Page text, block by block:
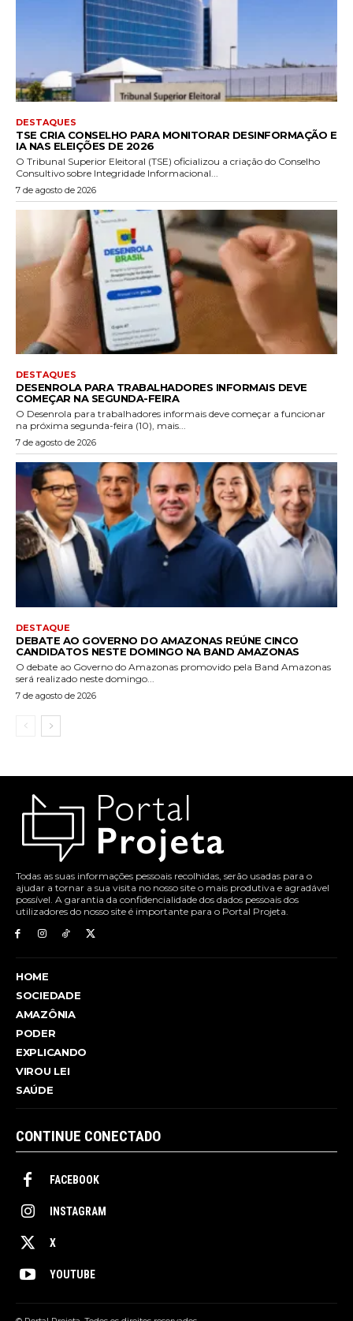
DESTAQUES
TSE CRIA CONSELHO PARA MONITORAR DESINFORMAÇÃO E
IA NAS ELEIÇÕES DE 2026
O Tribunal Superior Eleitoral (TSE) oficializou a criação do Conselho
Consultivo sobre Integridade Informacional...
7 de agosto de 2026
DESTAQUES
DESENROLA PARA TRABALHADORES INFORMAIS DEVE
COMEÇAR NA SEGUNDA-FEIRA
O Desenrola para trabalhadores informais deve começar a funcionar
na próxima segunda-feira (10), mais...
7 de agosto de 2026
DESTAQUE
DEBATE AO GOVERNO DO AMAZONAS REÚNE CINCO
CANDIDATOS NESTE DOMINGO NA BAND AMAZONAS
O debate ao Governo do Amazonas promovido pela Band Amazonas
será realizado neste domingo...
7 de agosto de 2026
Todas as suas informações pessoais recolhidas, serão usadas para o
ajudar a tornar a sua visita no nosso site o mais produtiva e agradável
possível. A garantia da confidencialidade dos dados pessoais dos
utilizadores do nosso site é importante para o Portal Projeta.
HOME
SOCIEDADE
AMAZÔNIA
PODER
EXPLICANDO
VIROU LEI
SAÚDE
CONTINUE CONECTADO
FACEBOOK
INSTAGRAM
X
YOUTUBE